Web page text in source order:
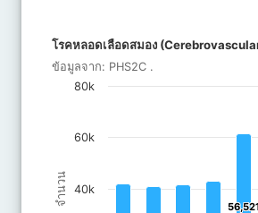
โรคหลอดเลือดสมอง
Bar chart with 2 data series.
ข้อมูลจาก: PHS2C .
จำนวน
โรคหลอดเลือดสมอง
ข้อมูลจาก: PHS2C .
40k
60k
80k